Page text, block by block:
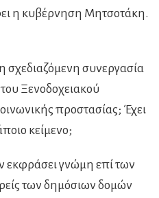
η κυβέρνηση Μητσοτάκη.
σχεδιαζόμενη συνεργασία
Ξενοδοχειακού
προστασίας; Έχει
κείμενο;
εκφράσει γνώμη επί των
των δημόσιων δομών